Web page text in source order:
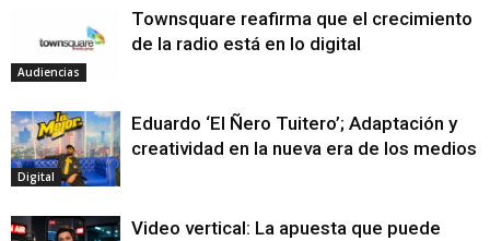
Audiencias
Townsquare reafirma que el crecimiento
de la radio está en lo digital
Digital
Eduardo ‘El Ñero Tuitero’; Adaptación y
creatividad en la nueva era de los medios
Video vertical: La apuesta que puede